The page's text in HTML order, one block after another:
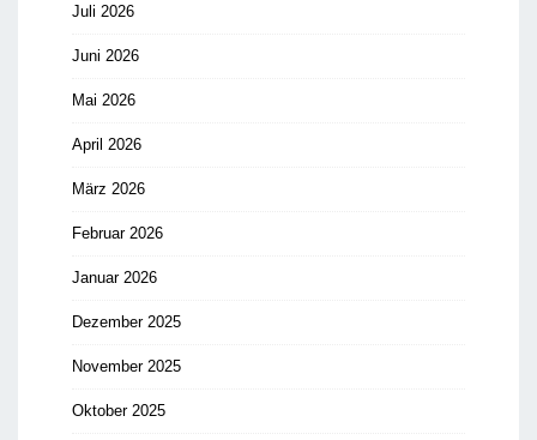
Juli 2026
Juni 2026
Mai 2026
April 2026
März 2026
Februar 2026
Januar 2026
Dezember 2025
November 2025
Oktober 2025